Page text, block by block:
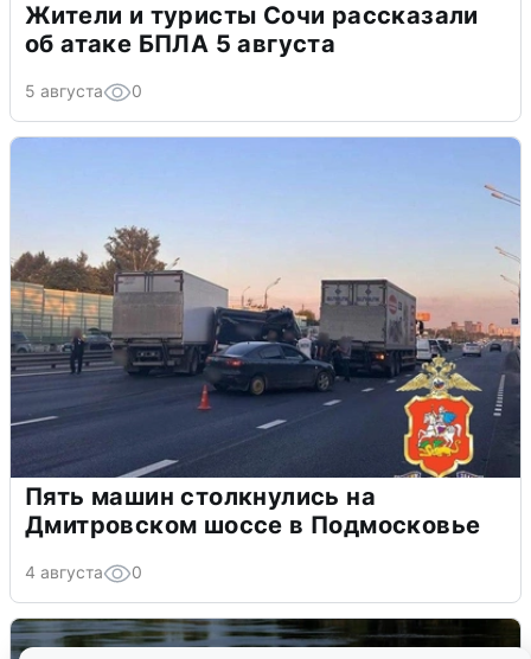
Жители и туристы Сочи рассказали
об атаке БПЛА 5 августа
5 августа 0
Пять машин столкнулись на
Дмитровском шоссе в Подмосковье
4 августа 0